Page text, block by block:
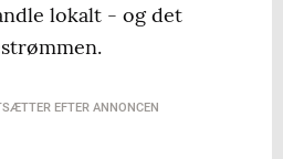
lokalt - og det
EFTER ANNONCEN